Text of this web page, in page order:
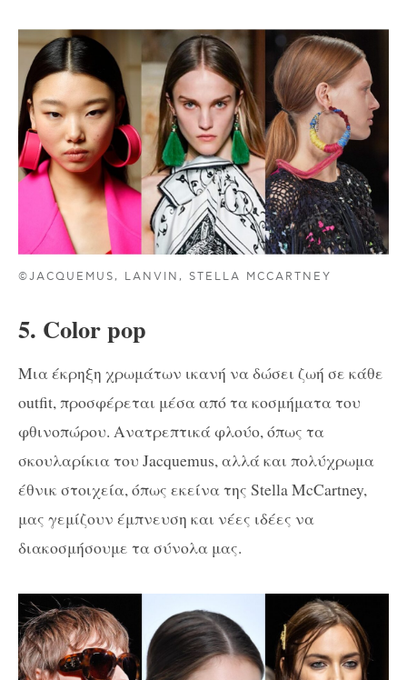
©JACQUEMUS, LANVIN, STELLA MCCARTNEY
5. Color pop
Μια έκρηξη χρωμάτων ικανή να δώσει ζωή σε κάθε
outfit, προσφέρεται μέσα από τα κοσμήματα του
φθινοπώρου. Ανατρεπτικά φλούο, όπως τα
σκουλαρίκια του Jacquemus, αλλά και πολύχρωμα
έθνικ στοιχεία, όπως εκείνα της Stella McCartney,
μας γεμίζουν έμπνευση και νέες ιδέες να
διακοσμήσουμε τα σύνολα μας.